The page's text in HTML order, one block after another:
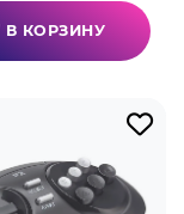
В КОРЗИНУ